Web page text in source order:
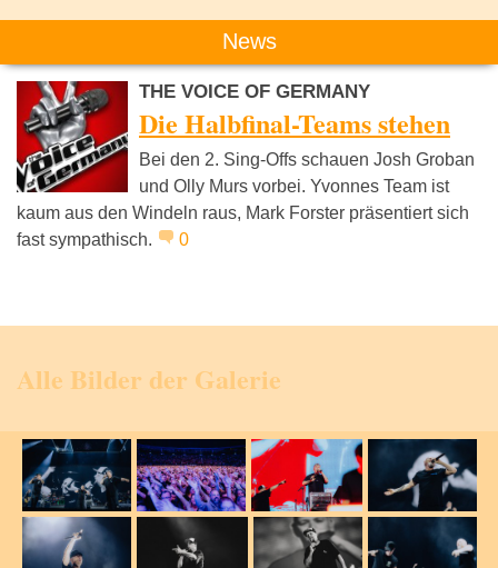
News
THE VOICE OF GERMANY
Die Halbfinal-Teams stehen
Bei den 2. Sing-Offs schauen Josh Groban
und Olly Murs vorbei. Yvonnes Team ist
kaum aus den Windeln raus, Mark Forster präsentiert sich
fast sympathisch.
0
Alle Bilder der Galerie